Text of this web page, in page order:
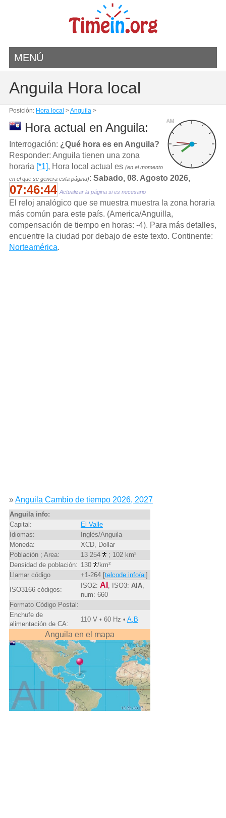
MENÚ
Anguila Hora local
Posición: Hora local >Anguila>
AM
Hora actual en Anguila:
Interrogación: ¿Qué hora es en Anguila?
Responder: Anguila tienen una zona
horaria [*1], Hora local actual es (en el momento
en el que se genera esta página): Sabado, 08. Agosto 2026,
07:46:44 Actualizar la página si es necesario
El reloj analógico que se muestra muestra la zona horaria
más común para este país. (America/Anguilla,
compensación de tiempo en horas: -4). Para más detalles,
encuentre la ciudad por debajo de este texto. Continente:
Norteamérica.
»Anguila Cambio de tiempo 2026, 2027
Anguila info:
Capital:
El Valle
Idiomas:
Inglés/Anguila
Moneda:
XCD, Dollar
Población ; Area:
13 254
; 102 km²
Densidad de población: 130
/km²
Llamar código
+1-264 [telcode.info/ai]
ISO3166 códigos:
ISO2: AI , ISO3: AIA,
num: 660
Formato Código Postal:
Enchufe de
alimentación de CA:
110 V • 60 Hz • A,B
Anguila en el mapa